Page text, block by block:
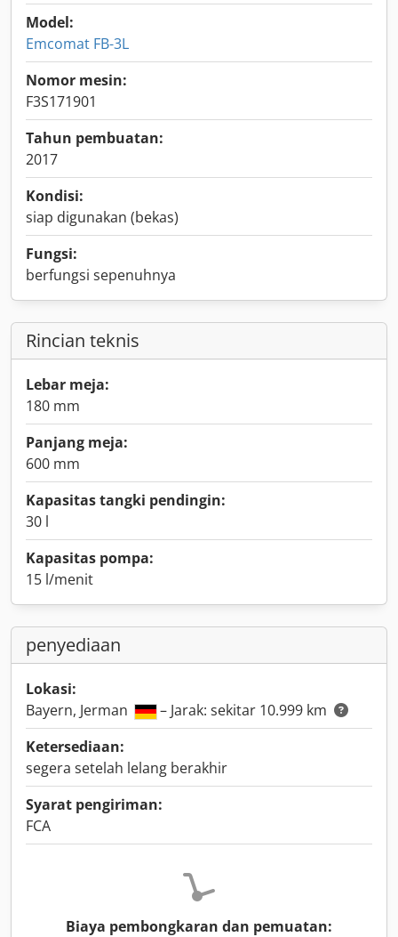
Model:
Emcomat FB-3L
Nomor mesin:
F3S171901
Tahun pembuatan:
2017
Kondisi:
siap digunakan (bekas)
Fungsi:
berfungsi sepenuhnya
Rincian teknis
Lebar meja:
180 mm
Panjang meja:
600 mm
Kapasitas tangki pendingin:
30 l
Kapasitas pompa:
15 l/menit
penyediaan
Lokasi:
Bayern, Jerman
– Jarak: sekitar 10.999 km
Ketersediaan:
segera setelah lelang berakhir
Syarat pengiriman:
FCA
Biaya pembongkaran dan pemuatan: